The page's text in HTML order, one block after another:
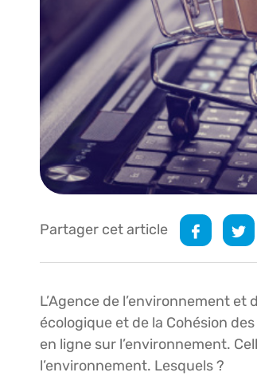
Partager cet article
L’Agence de l’environnement et
écologique et de la Cohésion
en ligne sur l’environnement.
l’environnement. Lesquels ?